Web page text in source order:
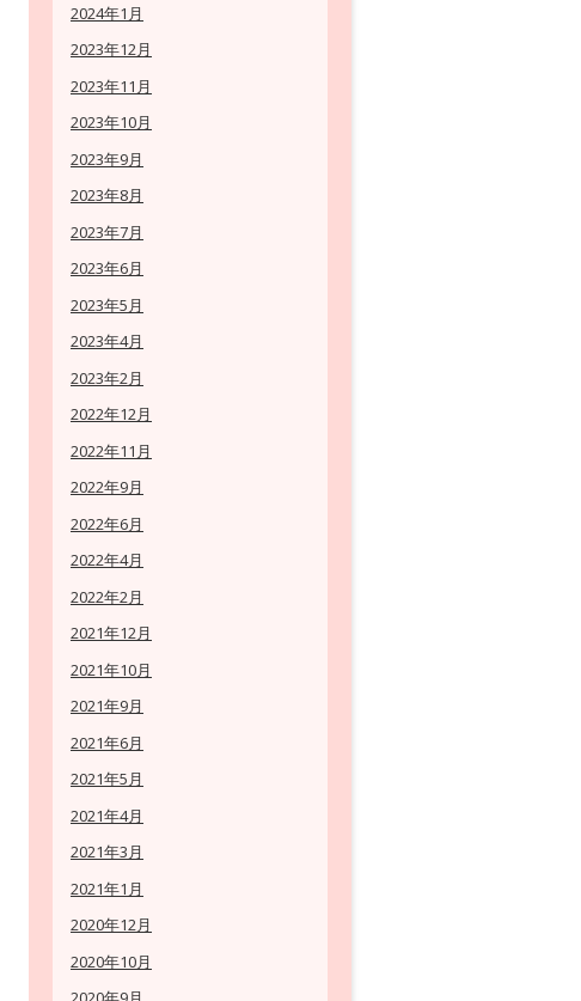
2024年1月
2023年12月
2023年11月
2023年10月
2023年9月
2023年8月
2023年7月
2023年6月
2023年5月
2023年4月
2023年2月
2022年12月
2022年11月
2022年9月
2022年6月
2022年4月
2022年2月
2021年12月
2021年10月
2021年9月
2021年6月
2021年5月
2021年4月
2021年3月
2021年1月
2020年12月
2020年10月